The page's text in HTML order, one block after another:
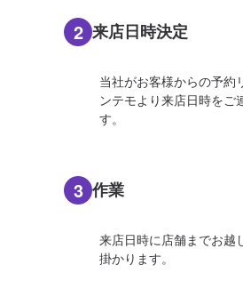
2 来店日時決定
当社がお客様からの予約
ンテモより来店日時をご
す。
3 作業
来店日時に店舗までお越
掛かります。